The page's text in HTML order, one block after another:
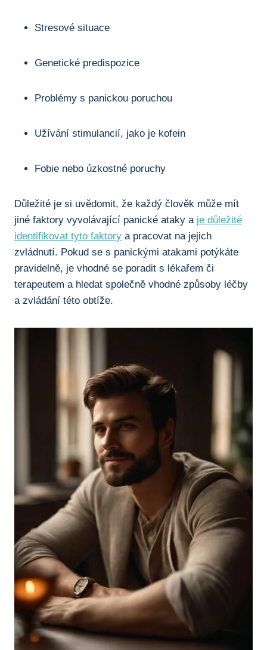
Stresové situace
Genetické predispozice
Problémy s panickou poruchou
Užívání stimulancií, jako je kofein
Fobie nebo úzkostné poruchy
Důležité je si uvědomit, že každý člověk může mít
jiné faktory vyvolávající panické ataky a je důležité
identifikovat tyto faktory a pracovat na jejich
zvládnutí. Pokud se s panickými atakami potýkáte
pravidelně, je vhodné se poradit s lékařem či
terapeutem a hledat společně vhodné způsoby léčby
a zvládání této obtíže.